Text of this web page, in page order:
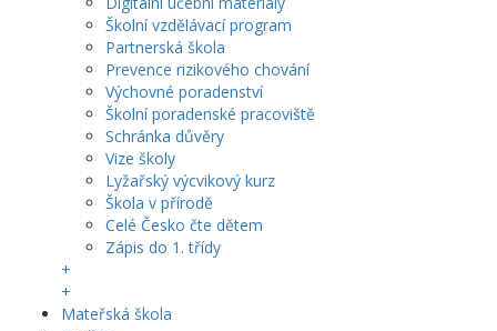
Školní vzdělávací program
Partnerská škola
Prevence rizikového chování
Výchovné poradenství
Školní poradenské pracoviště
Schránka důvěry
Vize školy
Lyžařský výcvikový kurz
Škola v přírodě
Celé Česko čte dětem
Zápis do 1. třídy
+
+
Mateřská škola